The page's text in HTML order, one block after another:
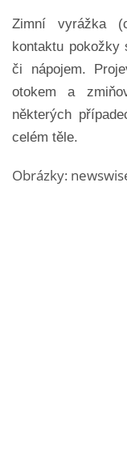
Zimní vyrážka
kontaktu pokožky
či nápojem.
otokem a
některých
celém těle.
Obrázky: